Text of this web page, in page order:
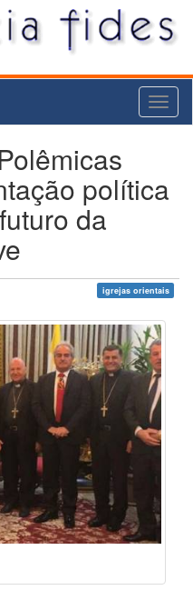
política
da
igrejas orientais